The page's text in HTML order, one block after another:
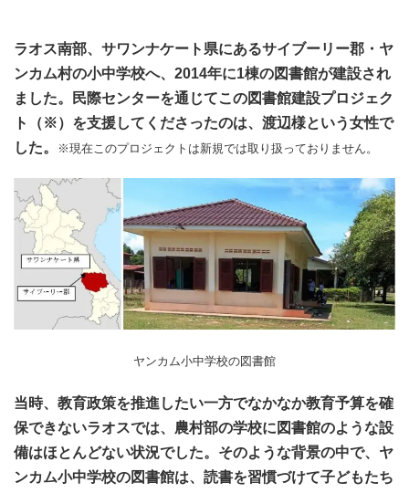
ラオス南部、サワンナケート県にあるサイブーリー郡・ヤ
ンカム村の小中学校へ、2014年に1棟の図書館が建設され
ました。民際センターを通じてこの図書館建設プロジェク
ト（※）を支援してくださったのは、渡辺様という女性で
した。
※現在このプロジェクトは新規では取り扱っておりません。
ヤンカム小中学校の図書館
当時、教育政策を推進したい一方でなかなか教育予算を確
保できないラオスでは、農村部の学校に図書館のような設
備はほとんどない状況でした。そのような背景の中で、ヤ
ンカム小中学校の図書館は、読書を習慣づけて子どもたち